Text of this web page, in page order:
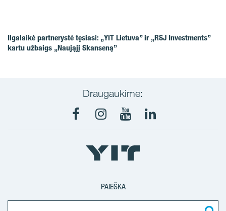
Ilgalaikė partnerystė tęsiasi: „YIT Lietuva” ir „RSJ Investments”
kartu užbaigs „Naująjį Skanseną”
Draugaukime:
FacebookInstagram
YoutubeLinkedIn
PAIEŠKA